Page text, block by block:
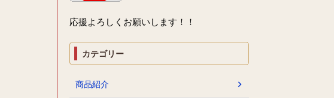
応援よろしくお願いします！！
カテゴリー
商品紹介